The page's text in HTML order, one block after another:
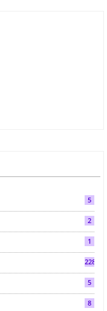
5
2
1
2286
5
8